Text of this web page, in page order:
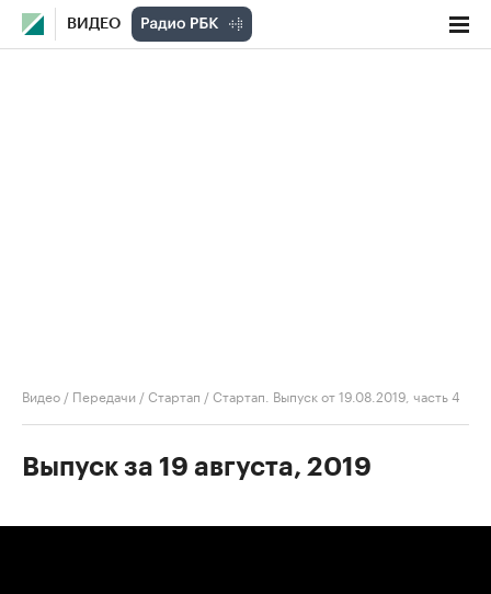
ВИДЕО
Видео / Передачи /Стартап /Стартап. Выпуск от 19.08.2019, часть 4
Выпуск за 19 августа, 2019